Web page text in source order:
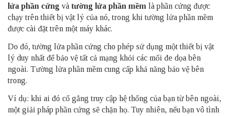
lửa phần cứng và tường lửa phần mềm là phần cứng được
chạy trên thiết bị vật lý của nó, trong khi tường lửa phần mềm
được cài đặt trên một máy khác.
Do đó, tường lửa phần cứng cho phép sử dụng một thiết bị vật
lý duy nhất để bảo vệ tất cả mạng khỏi các mối đe dọa bên
ngoài. Tường lửa phần mềm cung cấp khả năng bảo vệ bên
trong.
Ví dụ: khi ai đó cố gắng truy cập hệ thống của bạn từ bên ngoài,
một giải pháp phần cứng sẽ chặn họ. Tuy nhiên, nếu bạn vô tình